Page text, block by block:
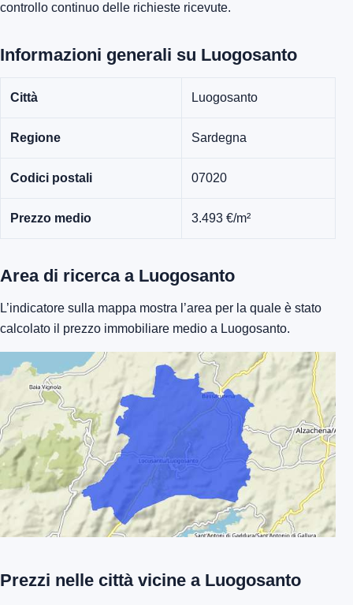
controllo continuo delle richieste ricevute.
Informazioni generali su Luogosanto
Città Luogosanto
Regione Sardegna
Codici postali 07020
Prezzo medio 3.493 €/m²
Area di ricerca a Luogosanto
L’indicatore sulla mappa mostra l’area per la quale è stato
calcolato il prezzo immobiliare medio a Luogosanto.
Prezzi nelle città vicine a Luogosanto